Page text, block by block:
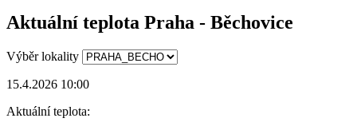
Aktuální teplota Praha - Běchovice
Výběr lokality
15.4.2026 10:00
Aktuální teplota: